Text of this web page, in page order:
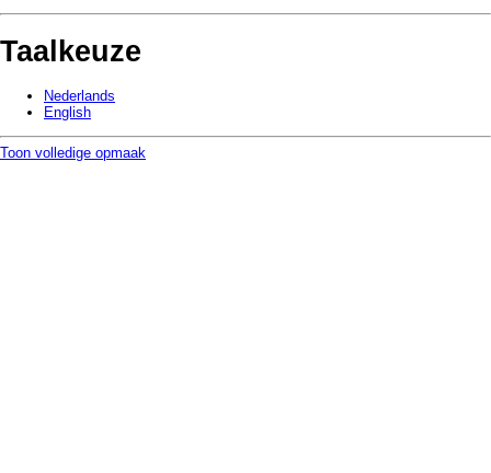
Taalkeuze
Nederlands
English
Toon volledige opmaak